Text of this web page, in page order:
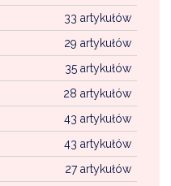
33 artykułów
29 artykułów
35 artykułów
28 artykułów
43 artykułów
43 artykułów
27 artykułów